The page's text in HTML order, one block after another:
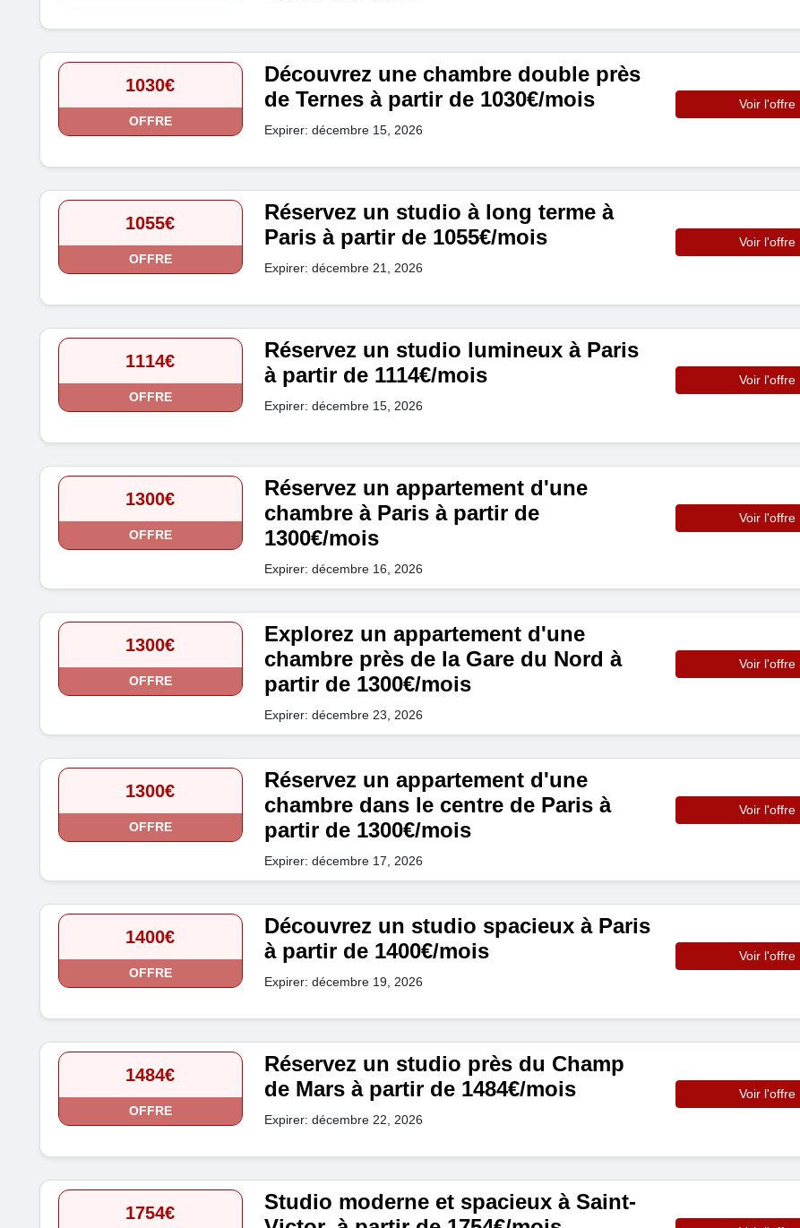
1030€
OFFRE
Découvrez une chambre double près
de Ternes à partir de 1030€/mois
Expirer: décembre 15, 2026
Voir l'offre
1055€
OFFRE
Réservez un studio à long terme à
Paris à partir de 1055€/mois
Expirer: décembre 21, 2026
Voir l'offre
1114€
OFFRE
Réservez un studio lumineux à Paris
à partir de 1114€/mois
Expirer: décembre 15, 2026
Voir l'offre
1300€
OFFRE
Réservez un appartement d'une
chambre à Paris à partir de
1300€/mois
Expirer: décembre 16, 2026
Voir l'offre
1300€
OFFRE
Explorez un appartement d'une
chambre près de la Gare du Nord à
partir de 1300€/mois
Expirer: décembre 23, 2026
Voir l'offre
1300€
OFFRE
Réservez un appartement d'une
chambre dans le centre de Paris à
partir de 1300€/mois
Expirer: décembre 17, 2026
Voir l'offre
1400€
OFFRE
Découvrez un studio spacieux à Paris
à partir de 1400€/mois
Expirer: décembre 19, 2026
Voir l'offre
1484€
OFFRE
Réservez un studio près du Champ
de Mars à partir de 1484€/mois
Expirer: décembre 22, 2026
Voir l'offre
1754€
Studio moderne et spacieux à Saint-